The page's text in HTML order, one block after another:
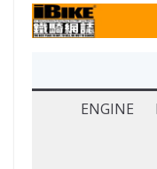
ENGINE